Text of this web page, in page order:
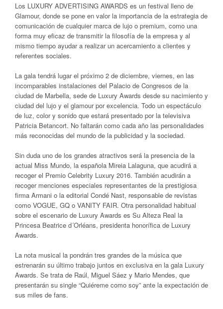
Los LUXURY ADVERTISING AWARDS es un festival lleno de
Glamour, donde se pone en valor la importancia de la estrategia de
comunicación de cualquier marca de lujo o premium, como una
forma muy eficaz de transmitir la filosofía de la empresa y al
mismo tiempo ayudar a realizar un acercamiento a clientes y
referentes sociales.
La gala tendrá lugar el próximo 2 de diciembre, viernes, en las
incomparables instalaciones del Palacio de Congresos de la
ciudad de Marbella, sede de Luxury Awards desde su nacimiento y
ciudad del lujo y el glamour por excelencia. Todo un espectáculo
de luz, color y sonido que estará presentado por la televisiva
Patricia Betancort. No faltarán como cada año las personalidades
más reconocidas del mundo de la publicidad y la sociedad.
Sin duda uno de los grandes atractivos será la presencia de la
actual Miss Mundo, la española Mireia Lalaguna, que acudirá a
recoger el Premio Celebrity Luxury 2016. También acudirán a
recoger menciones especiales representantes de la prestigiosa
firma Armani o la editorial Condé Nast, responsable de revistas
como VOGUE, GQ o VANITY FAIR. Otra personalidad habitual
sobre el escenario de Luxury Awards es Su Alteza Real la
Princesa Beatrice d´Orléans, presidenta honorífica de Luxury
Awards.
La nota musical la pondrán tres grandes de la música que
estrenarán su último trabajo juntos en exclusiva en la gala Luxury
Awards. Se trata de Raúl, Miguel Sáez y Mario Mendes, que
presentarán su single “Quiéreme como soy” ante la expectación de
sus miles de fans.